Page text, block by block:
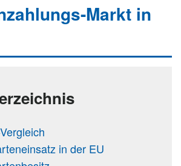
Markt in
in der EU